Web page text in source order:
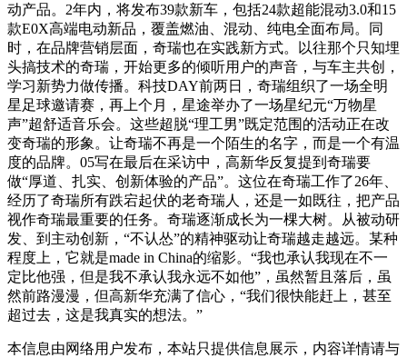
动产品。2年内，将发布39款新车，包括24款超能混动3.0和15
款E0X高端电动新品，覆盖燃油、混动、纯电全面布局。同
时，在品牌营销层面，奇瑞也在实践新方式。以往那个只知埋
头搞技术的奇瑞，开始更多的倾听用户的声音，与车主共创，
学习新势力做传播。科技DAY前两日，奇瑞组织了一场全明
星足球邀请赛，再上个月，星途举办了一场星纪元“万物星
声”超舒适音乐会。这些超脱“理工男”既定范围的活动正在改
变奇瑞的形象。让奇瑞不再是一个陌生的名字，而是一个有温
度的品牌。05写在最后在采访中，高新华反复提到奇瑞要
做“厚道、扎实、创新体验的产品”。这位在奇瑞工作了26年、
经历了奇瑞所有跌宕起伏的老奇瑞人，还是一如既往，把产品
视作奇瑞最重要的任务。奇瑞逐渐成长为一棵大树。从被动研
发、到主动创新，“不认怂”的精神驱动让奇瑞越走越远。某种
程度上，它就是made in China的缩影。“我也承认我现在不一
定比他强，但是我不承认我永远不如他”，虽然暂且落后，虽
然前路漫漫，但高新华充满了信心，“我们很快能赶上，甚至
超过去，这是我真实的想法。”
本信息由网络用户发布， 本站只提供信息展示，内容详情请与